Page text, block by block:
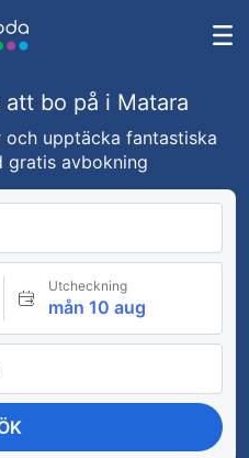
bo på i Matara
upptäcka fantastiska
gratis avbokning
Utcheckning
mån 10 aug